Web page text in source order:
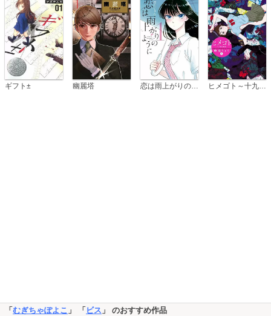
ギフト± 幽麗塔 恋は雨上がりのように ヒメゴト～十九歳の制服～
「 むぎちゃぽよこ 」 「 ビス 」 のおすすめ作品